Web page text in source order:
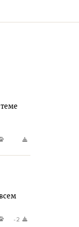
-2